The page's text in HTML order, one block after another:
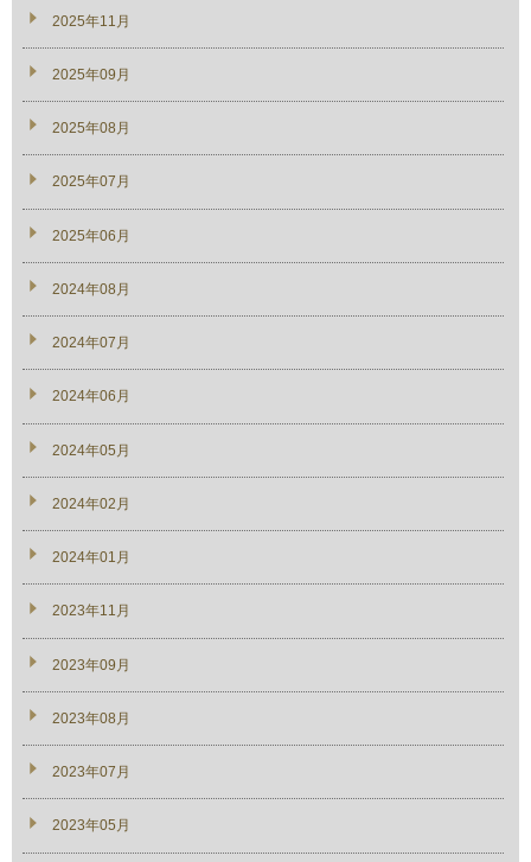
2025年11月
2025年09月
2025年08月
2025年07月
2025年06月
2024年08月
2024年07月
2024年06月
2024年05月
2024年02月
2024年01月
2023年11月
2023年09月
2023年08月
2023年07月
2023年05月